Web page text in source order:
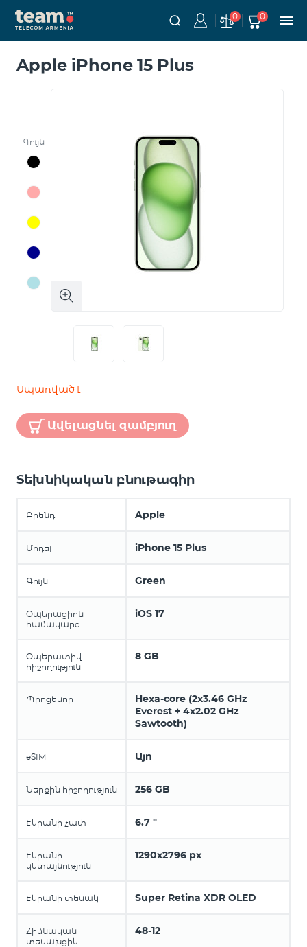
0 0
Apple iPhone 15 Plus
Գույն
Սպառված է
Ավելացնել զամբյուղ
Տեխնիկական բնութագիր
Բրենդ Apple
Մոդել iPhone 15 Plus
Գույն Green
Օպերացիոն
համակարգ
iOS 17
Օպերատիվ
հիշողություն
8 GB
Պրոցեսոր
Hexa-core (2x3.46 GHz
Everest + 4x2.02 GHz
Sawtooth)
eSIM Այո
Ներքին հիշողություն 256 GB
Էկրանի չափ 6.7 "
Էկրանի
կետայնություն
1290x2796 px
Էկրանի տեսակ Super Retina XDR OLED
Հիմնական
տեսախցիկ
48-12